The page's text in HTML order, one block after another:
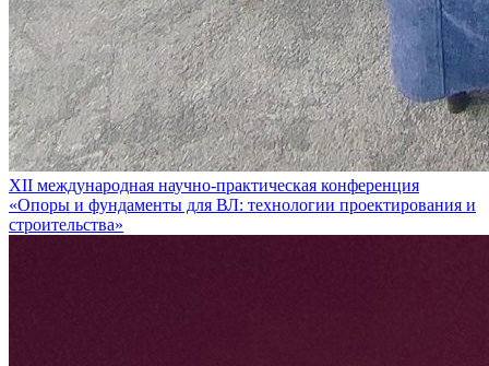
XII международная научно-практическая конференция
«Опоры и фундаменты для ВЛ: технологии проектирования и
строительства»